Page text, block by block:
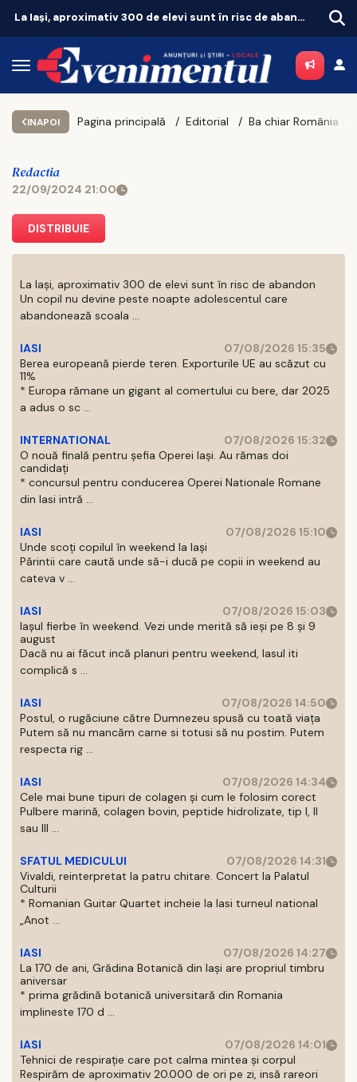
La Iași, aproximativ 300 de elevi sunt în risc de abandon
INAPOI Pagina principală Editorial
Redactia
22/09/2024 21:00
DISTRIBUIE
La Iași, aproximativ 300 de elevi sunt în risc de abandon
Un copil nu devine peste noapte adolescentul care
abandonează scoala ...
IASI
07/08/2026 15:35
Berea europeană pierde teren. Exporturile UE au scăzut cu
11%
* Europa rămane un gigant al comertului cu bere, dar 2025
a adus o sc ...
INTERNATIONAL
07/08/2026 15:32
O nouă finală pentru șefia Operei Iași. Au rămas doi
candidați
* concursul pentru conducerea Operei Nationale Romane
din Iasi intră ...
IASI
07/08/2026 15:10
Unde scoți copilul în weekend la Iași
Părintii care caută unde să-i ducă pe copii in weekend au
cateva v ...
IASI
07/08/2026 15:03
Iașul fierbe în weekend. Vezi unde merită să ieși pe 8 și 9
august
Dacă nu ai făcut incă planuri pentru weekend, Iasul iti
complică s ...
IASI
07/08/2026 14:50
Postul, o rugăciune către Dumnezeu spusă cu toată viața
Putem să nu mancăm carne si totusi să nu postim. Putem
respecta rig ...
IASI
07/08/2026 14:34
Cele mai bune tipuri de colagen și cum le folosim corect
Pulbere marină, colagen bovin, peptide hidrolizate, tip I, II
sau III ...
SFATUL MEDICULUI
07/08/2026 14:31
Vivaldi, reinterpretat la patru chitare. Concert la Palatul
Culturii
* Romanian Guitar Quartet incheie la Iasi turneul national
„Anot ...
IASI
07/08/2026 14:27
La 170 de ani, Grădina Botanică din Iași are propriul timbru
aniversar
* prima grădină botanică universitară din Romania
implineste 170 d ...
IASI
07/08/2026 14:01
Tehnici de respirație care pot calma mintea și corpul
Respirăm de aproximativ 20.000 de ori pe zi, insă rareori